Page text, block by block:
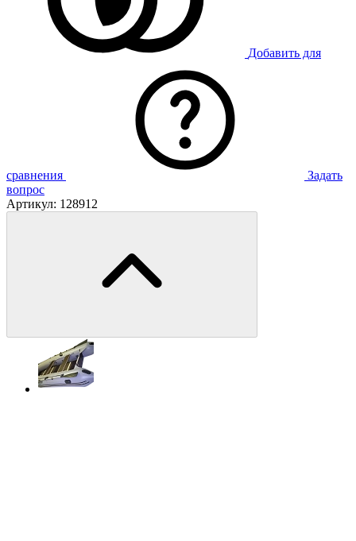
Добавить для
сравнения
Задать
вопрос
Артикул: 128912